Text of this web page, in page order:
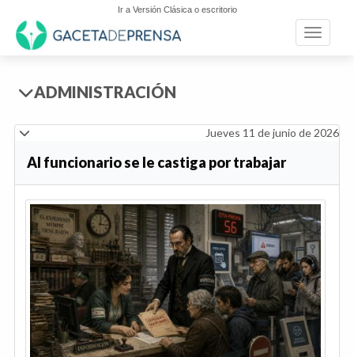
Ir a Versión Clásica o escritorio
Toggle
ADMINISTRACIÓN
Jueves 11 de junio de 2026
Al funcionario se le castiga por trabajar